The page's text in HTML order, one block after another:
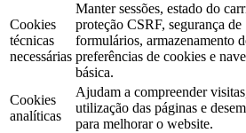
Cookies
técnicas
necessárias
Manter sessões, estado do
proteção CSRF, segurança de
formulários, armazenamento
preferências de cookies e
básica.
Cookies
analíticas
Ajudam a compreender
utilização das páginas e
para melhorar o website.